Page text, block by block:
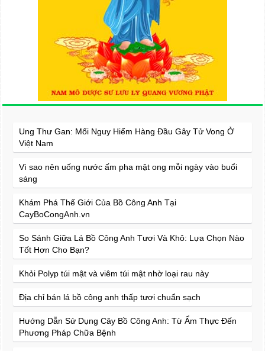
Ung Thư Gan: Mối Nguy Hiểm Hàng Đầu Gây Tử Vong Ở
Việt Nam
Vì sao nên uống nước ấm pha mật ong mỗi ngày vào buổi
sáng
Khám Phá Thế Giới Của Bồ Công Anh Tại
CayBoCongAnh.vn
So Sánh Giữa Lá Bồ Công Anh Tươi Và Khô: Lựa Chọn Nào
Tốt Hơn Cho Bạn?
Khỏi Polyp túi mật và viêm túi mật nhờ loại rau này
Địa chỉ bán lá bồ công anh thấp tươi chuẩn sạch
Hướng Dẫn Sử Dụng Cây Bồ Công Anh: Từ Ẩm Thực Đến
Phương Pháp Chữa Bệnh